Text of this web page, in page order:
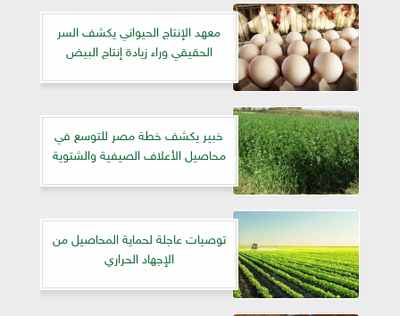
معهد الإنتاج الحيواني يكشف السر
الحقيقي وراء زيادة إنتاج البيض
خبير يكشف خطة مصر للتوسع في
محاصيل الأعلاف الصيفية والشتوية
توصيات عاجلة لحماية المحاصيل من
الإجهاد الحراري